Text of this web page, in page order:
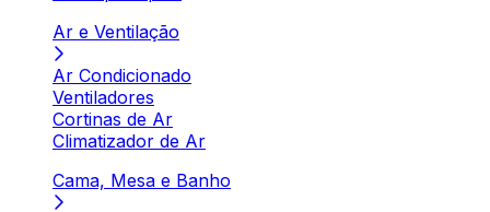
Ar e Ventilação
Ar Condicionado
Ventiladores
Cortinas de Ar
Climatizador de Ar
Cama, Mesa e Banho